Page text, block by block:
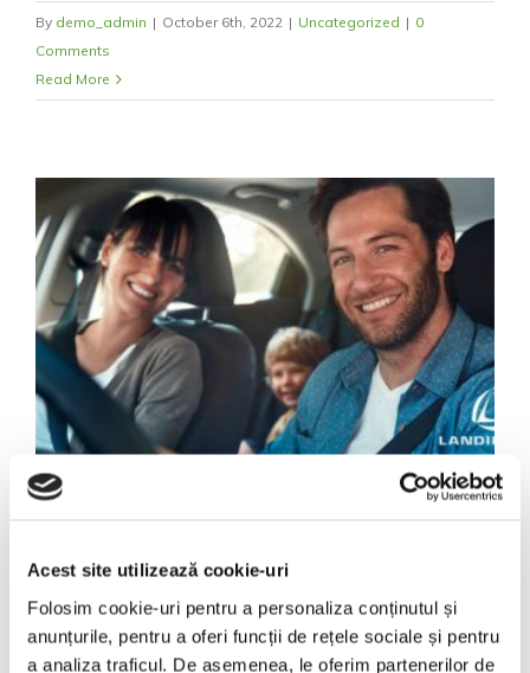
Acest site utilizează cookie-uri
Folosim cookie-uri pentru a personaliza conținutul și
anunțurile, pentru a oferi funcții de rețele sociale și pentru
a analiza traficul. De asemenea, le oferim partenerilor de
By demo_admin | October 6th, 2022 | Uncategorized | 0
Comments
Read More
Renzo prin Procar Reșița
– montaj autorizat și